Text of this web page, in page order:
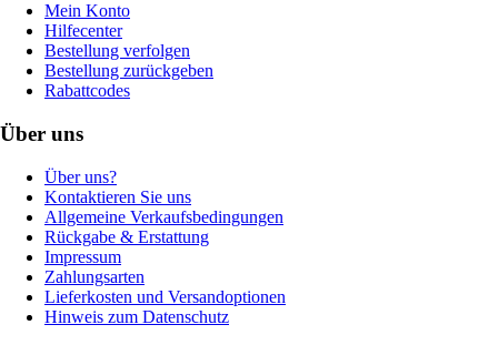
Mein Konto
Hilfecenter
Bestellung verfolgen
Bestellung zurückgeben
Rabattcodes
Über uns
Über uns?
Kontaktieren Sie uns
Allgemeine Verkaufsbedingungen
Rückgabe & Erstattung
Impressum
Zahlungsarten
Lieferkosten und Versandoptionen
Hinweis zum Datenschutz